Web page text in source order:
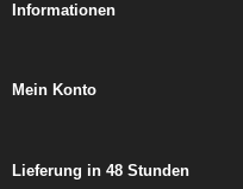
Informationen
Mein Konto
Lieferung in 48 Stunden